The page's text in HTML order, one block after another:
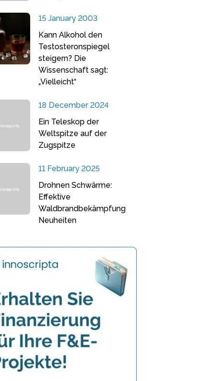
15 January 2003
Kann Alkohol den
Testosteronspiegel
steigern? Die
Wissenschaft sagt:
„Vielleicht“
18 December 2024
Ein Teleskop der
Weltspitze auf der
Zugspitze
11 February 2025
Drohnen Schwärme:
Effektive
Waldbrandbekämpfung
Neuheiten